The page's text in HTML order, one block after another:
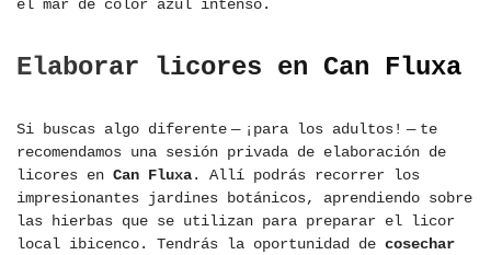
el mar de color azul intenso.
Elaborar licores en Can Fluxa
Si buscas algo diferente — ¡para los adultos! — te
recomendamos una sesión privada de elaboración de
licores en Can Fluxa. Allí podrás recorrer los
impresionantes jardines botánicos, aprendiendo sobre
las hierbas que se utilizan para preparar el licor
local ibicenco. Tendrás la oportunidad de cosechar